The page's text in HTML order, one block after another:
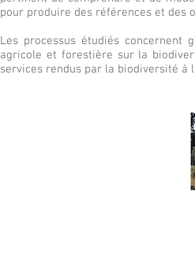
pour produire des références et des
Les processus étudiés concernent
agricole et forestière sur la
services rendus par la biodiversité à